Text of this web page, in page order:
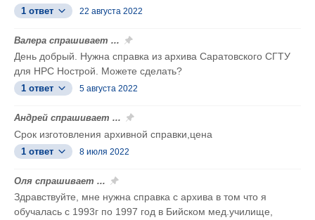
1 ответ 22 августа 2022
Валера спрашивает ...
День добрый. Нужна справка из архива Саратовского СГТУ
для НРС Нострой. Можете сделать?
1 ответ 5 августа 2022
Андрей спрашивает ...
Срок изготовления архивной справки,цена
1 ответ 8 июля 2022
Оля спрашивает ...
Здравствуйте, мне нужна справка с архива в том что я
обучалась с 1993г по 1997 год в Бийском мед.училище,